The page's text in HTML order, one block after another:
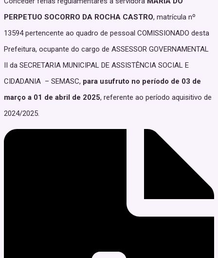
PERPETUO SOCORRO DA ROCHA CASTRO, matrícula nº
13594 pertencente ao quadro de pessoal COMISSIONADO desta
Prefeitura, ocupante do cargo de ASSESSOR GOVERNAMENTAL
II da SECRETARIA MUNICIPAL DE ASSISTÊNCIA SOCIAL E
CIDADANIA – SEMASC, para usufruto no período de 03 de
março a 01 de abril de 2025, referente ao período aquisitivo de
2024/2025.